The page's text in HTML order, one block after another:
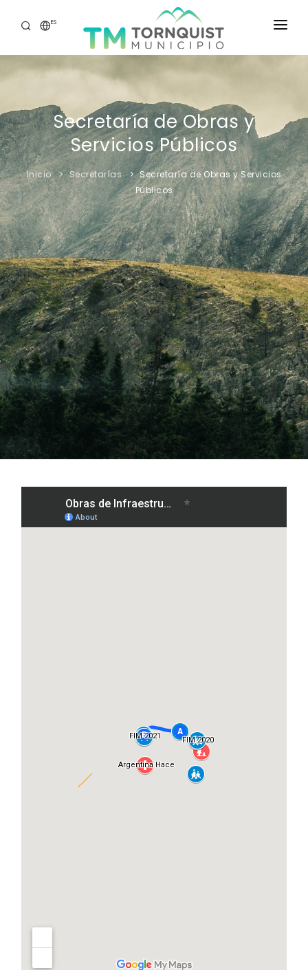
ES
INICIO
ATENCIÓN CIUDADANA
TASAS WEB
GOBIERNO ABIERTO
PORTAL DEL EMPLEADO
Secretaría de Obras y
Servicios Públicos
Inicio Secretarías
Secretaría de Obras y Servicios
Públicos